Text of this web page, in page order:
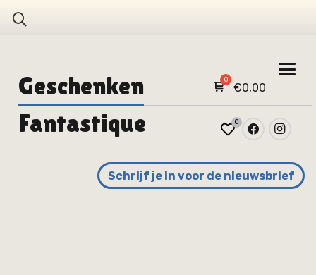
Geschenken €0,00
Fantastique 0
Schrijf je in voor de nieuwsbrief